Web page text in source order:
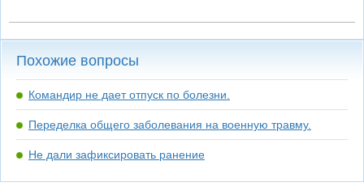
Похожие вопросы
Командир не дает отпуск по болезни.
Переделка общего заболевания на военную травму.
Не дали зафиксировать ранение